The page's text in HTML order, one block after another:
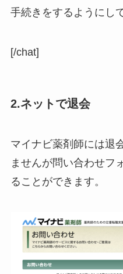
手続きをするようにし
[/chat]
2.ネットで退会
マイナビ薬剤師には退
ませんが問い合わせフ
ることができます。